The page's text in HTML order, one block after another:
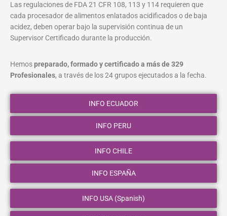
Las regulaciones de FDA 21 CFR 108, 113 y 114 requieren que
cada procesador de alimentos enlatados acidificados o de baja
acidez, deben operar bajo la supervisión continua de un
Supervisor Certificado durante la producción.
Hemospreparado, formado y certificado a más de 329
Profesionales, a través de los 24 grupos ejecutados a la fecha.
INFO ECUADOR
INFO PERU
INFO CHILE
INFO ESPAÑA
INFO USA (Spanish)